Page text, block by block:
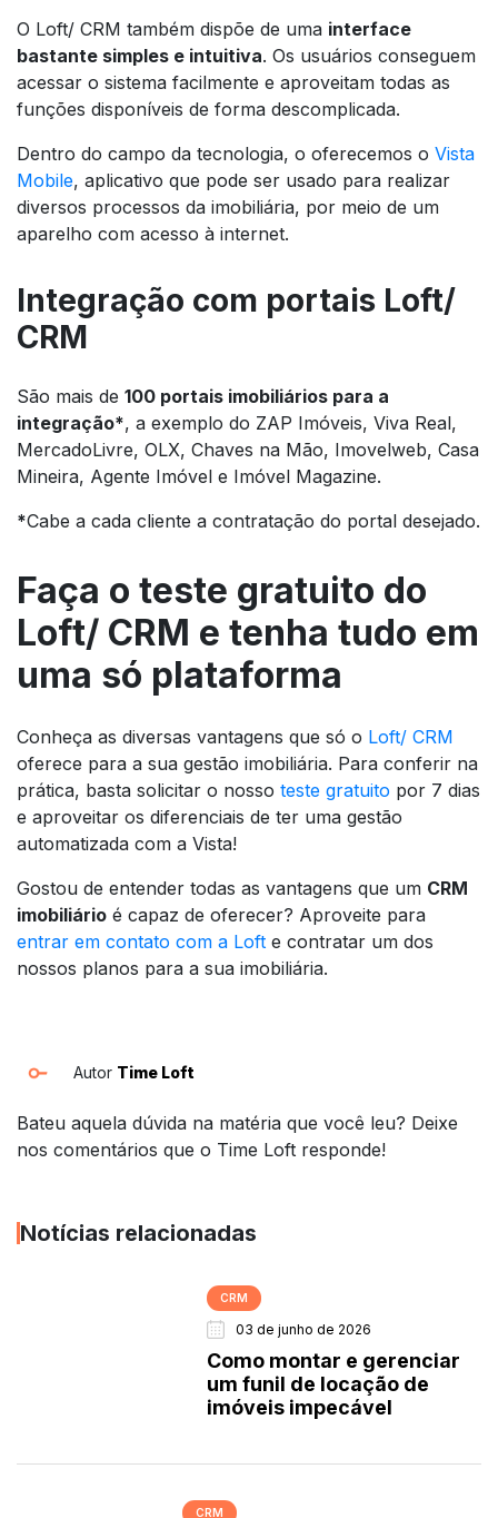
O Loft/ CRM também dispõe de uma interface
bastante simples e intuitiva. Os usuários conseguem
acessar o sistema facilmente e aproveitam todas as
funções disponíveis de forma descomplicada.
Dentro do campo da tecnologia, o oferecemos o Vista
Mobile, aplicativo que pode ser usado para realizar
diversos processos da imobiliária, por meio de um
aparelho com acesso à internet.
Integração com portais Loft/
CRM
São mais de 100 portais imobiliários para a
integração*, a exemplo do ZAP Imóveis, Viva Real,
MercadoLivre, OLX, Chaves na Mão, Imovelweb, Casa
Mineira, Agente Imóvel e Imóvel Magazine.
*Cabe a cada cliente a contratação do portal desejado.
Faça o teste gratuito do
Loft/ CRM e tenha tudo em
uma só plataforma
Conheça as diversas vantagens que só o Loft/ CRM
oferece para a sua gestão imobiliária. Para conferir na
prática, basta solicitar o nosso teste gratuito por 7 dias
e aproveitar os diferenciais de ter uma gestão
automatizada com a Vista!
Gostou de entender todas as vantagens que um CRM
imobiliário é capaz de oferecer? Aproveite para
entrar em contato com a Loft e contratar um dos
nossos planos para a sua imobiliária.
Autor Time Loft
Bateu aquela dúvida na matéria que você leu? Deixe
nos comentários que o Time Loft responde!
Notícias relacionadas
CRM
03 de junho de 2026
Como montar e gerenciar
um funil de locação de
imóveis impecável
CRM